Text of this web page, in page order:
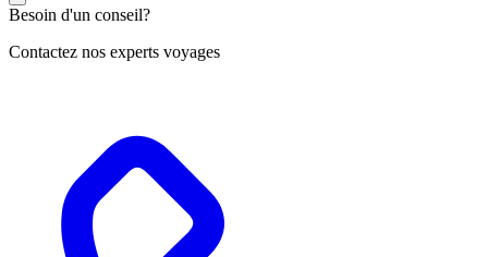
Besoin d'un conseil?
Contactez nos experts voyages